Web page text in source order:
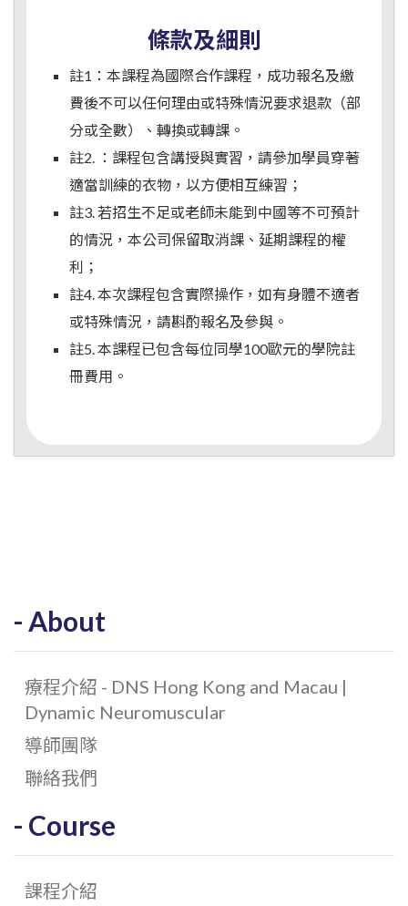
條款及細則
註1：本課程為國際合作課程，成功報名及繳
費後不可以任何理由或特殊情況要求退款（部
分或全數）、轉換或轉課。
註2. ：課程包含講授與實習，請參加學員穿著
適當訓練的衣物，以方便相互練習；
註3. 若招生不足或老師未能到中國等不可預計
的情況，本公司保留取消課、延期課程的權
利；
註4. 本次課程包含實際操作，如有身體不適者
或特殊情況，請斟酌報名及參與。
註5. 本課程已包含每位同學100歐元的學院註
冊費用。
About
療程介紹 - DNS Hong Kong and Macau |
Dynamic Neuromuscular
導師團隊
聯絡我們
Course
課程介紹